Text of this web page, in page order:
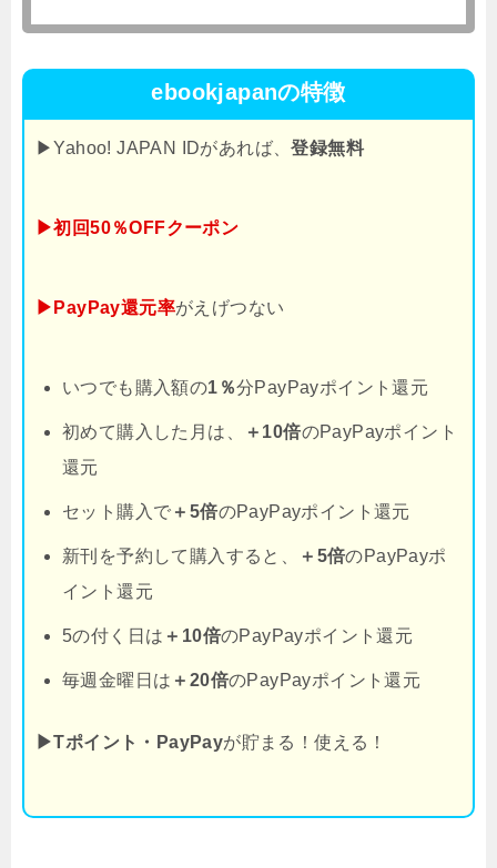
ebookjapanの特徴
▶Yahoo! JAPAN IDがあれば、登録無料
▶初回50％OFFクーポン
▶PayPay還元率がえげつない
いつでも購入額の1％分PayPayポイント還元
初めて購入した月は、 ＋10倍のPayPayポイント
還元
セット購入で ＋5倍のPayPayポイント還元
新刊を予約して購入すると、 ＋5倍のPayPayポ
イント還元
5の付く日は ＋10倍のPayPayポイント還元
毎週金曜日は ＋20倍のPayPayポイント還元
▶Tポイント・PayPayが貯まる！使える！